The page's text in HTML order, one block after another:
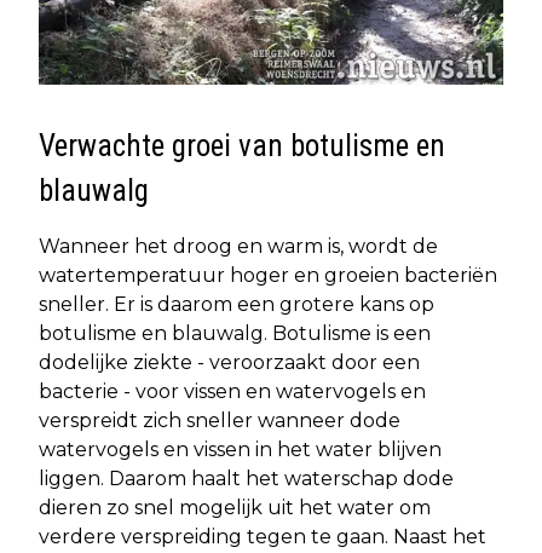
Verwachte groei van botulisme en
blauwalg
Wanneer het droog en warm is, wordt de
watertemperatuur hoger en groeien bacteriën
sneller. Er is daarom een grotere kans op
botulisme en blauwalg. Botulisme is een
dodelijke ziekte - veroorzaakt door een
bacterie - voor vissen en watervogels en
verspreidt zich sneller wanneer dode
watervogels en vissen in het water blijven
liggen. Daarom haalt het waterschap dode
dieren zo snel mogelijk uit het water om
verdere verspreiding tegen te gaan. Naast het